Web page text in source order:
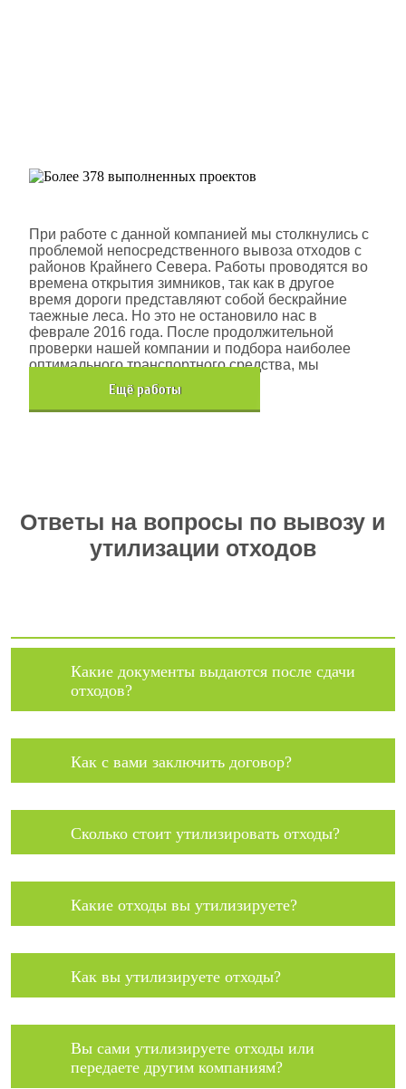
При работе с данной компанией мы столкнулись с
проблемой непосредственного вывоза отходов с
районов Крайнего Севера. Работы проводятся во
времена открытия зимников, так как в другое
время дороги представляют собой бескрайние
таежные леса. Но это не остановило нас в
феврале 2016 года. После продолжительной
проверки нашей компании и подбора наиболее
оптимального транспортного средства, мы
помогли данной компании.
Eщё работы
Ответы на вопросы по вывозу и
утилизации отходов
Какие документы выдаются после сдачи
отходов?
Как с вами заключить договор?
Сколько стоит утилизировать отходы?
Какие отходы вы утилизируете?
Как вы утилизируете отходы?
Вы сами утилизируете отходы или
передаете другим компаниям?